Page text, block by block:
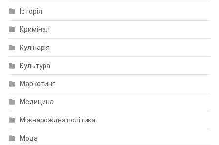
Історія
Кримінал
Кулінарія
Культура
Маркетинг
Медицина
Міжнарождна політика
Мода